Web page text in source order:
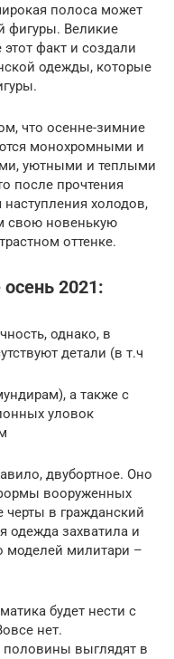
полоса может
фигуры. Великие
факт и создали
одежды, которые
что осенне-зимние
монохромными и
уютными и теплыми
после прочтения
холодов,
свою новенькую
оттенке.
2021:
однако, в
детали (в т.ч
а также с
уловок
двубортное. Оно
вооруженных
черты в гражданский
одежда захватила и
моделей милитари –
будет нести с
нет.
половины выглядят в